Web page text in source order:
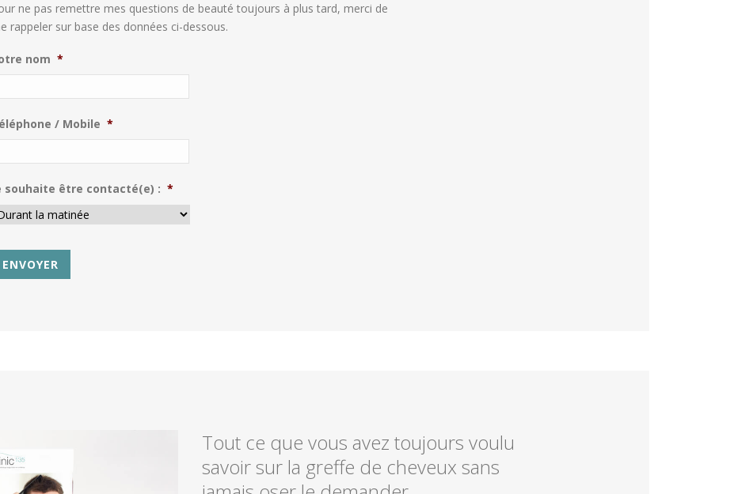
ne pas remettre mes questions de beauté toujours à plus tard, merci de
rappeler sur base des données ci-dessous.
nom *
/ Mobile *
souhaite être contacté(e) : *
Tout ce que vous avez toujours voulu
savoir sur la greffe de cheveux sans